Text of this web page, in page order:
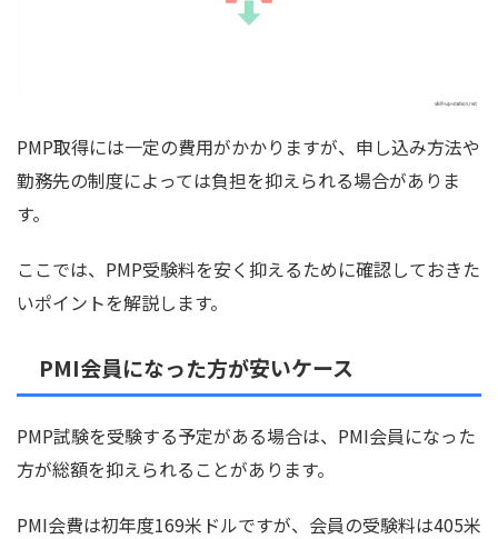
PMP取得には一定の費用がかかりますが、申し込み方法や
勤務先の制度によっては負担を抑えられる場合がありま
す。
ここでは、PMP受験料を安く抑えるために確認しておきた
いポイントを解説します。
PMI会員になった方が安いケース
PMP試験を受験する予定がある場合は、PMI会員になった
方が総額を抑えられることがあります。
PMI会費は初年度169米ドルですが、会員の受験料は405米